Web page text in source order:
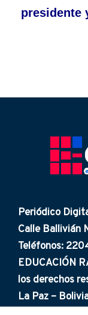
presidente
Periódico
Calle Ballivián
Teléfonos:
EDUCACIÓN
los derechos
La Paz –